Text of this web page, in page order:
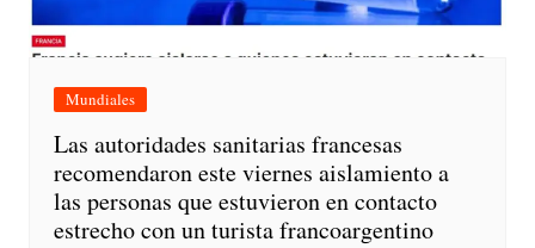
Mundiales
Las autoridades sanitarias francesas
recomendaron este viernes aislamiento a
las personas que estuvieron en contacto
estrecho con un turista francoargentino